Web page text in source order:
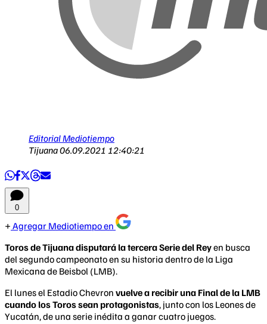
Editorial Mediotiempo
Tijuana06.09.2021 12:40:21
0
Agregar Mediotiempo en
Toros de Tijuana disputará la tercera Serie del Reyen busca
del segundo campeonato en su historia dentro de la Liga
Mexicana de Beisbol (LMB).
El lunes el Estadio Chevron vuelve a recibir una Final de la LMB
cuando los Toros sean protagonistas, junto con los Leones de
Yucatán, de una serie inédita a ganar cuatro juegos.